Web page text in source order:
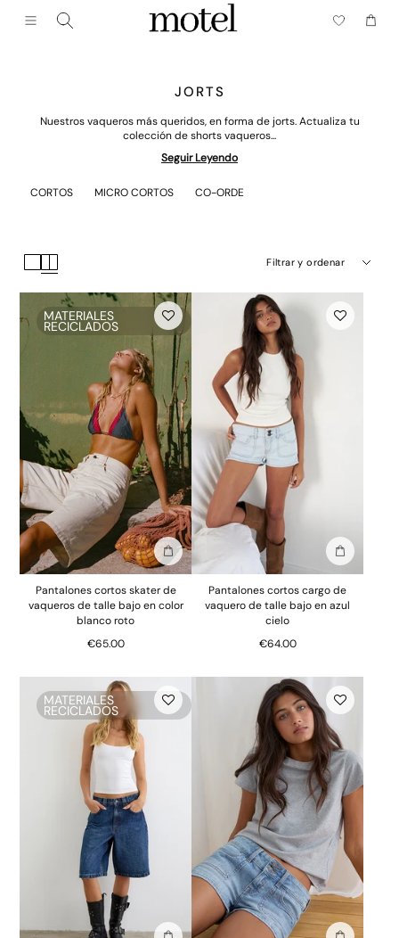
Menú
Cerrar (esc) Carrito
JORTS
Nuestros vaqueros más queridos, en forma de jorts. Actualiza tu
colección de shorts vaqueros...
Seguir Leyendo
CORTOS MICRO CORTOS CO-ORDE
Filtrar y ordenar
MATERIALES
RECICLADOS
Añadir a la bolsa
Pantalones cortos skater de
vaqueros de talle bajo en color
blanco roto
€65.00
Añadir a la
Pantalones cortos cargo de
vaquero de talle bajo en azul
cielo
€64.00
MATERIALES
RECICLADOS